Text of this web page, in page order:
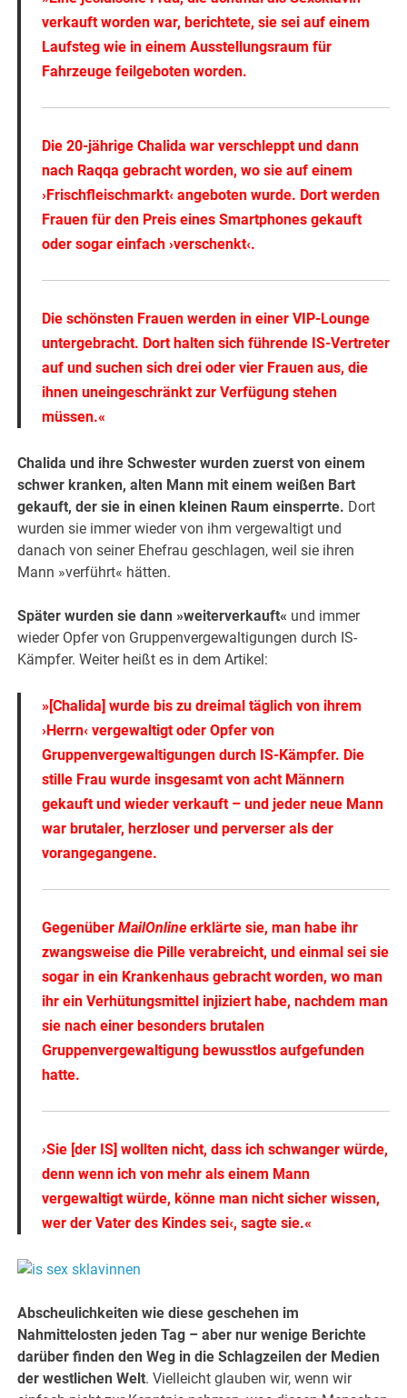
verkauft worden war, berichtete, sie sei auf einem
Laufsteg wie in einem Ausstellungsraum für
Fahrzeuge feilgeboten worden.
Die 20-jährige Chalida war verschleppt und dann
nach Raqqa gebracht worden, wo sie auf einem
›Frischfleischmarkt‹ angeboten wurde. Dort werden
Frauen für den Preis eines Smartphones gekauft
oder sogar einfach ›verschenkt‹.
Die schönsten Frauen werden in einer VIP-Lounge
untergebracht. Dort halten sich führende IS-Vertreter
auf und suchen sich drei oder vier Frauen aus, die
ihnen uneingeschränkt zur Verfügung stehen
müssen.«
Chalida und ihre Schwester wurden zuerst von einem
schwer kranken, alten Mann mit einem weißen Bart
gekauft, der sie in einen kleinen Raum einsperrte. Dort
wurden sie immer wieder von ihm vergewaltigt und
danach von seiner Ehefrau geschlagen, weil sie ihren
Mann »verführt« hätten.
Später wurden sie dann »weiterverkauft« und immer
wieder Opfer von Gruppenvergewaltigungen durch IS-
Kämpfer. Weiter heißt es in dem Artikel:
»[Chalida] wurde bis zu dreimal täglich von ihrem
›Herrn‹ vergewaltigt oder Opfer von
Gruppenvergewaltigungen durch IS-Kämpfer. Die
stille Frau wurde insgesamt von acht Männern
gekauft und wieder verkauft – und jeder neue Mann
war brutaler, herzloser und perverser als der
vorangegangene.
Gegenüber MailOnlineerklärte sie, man habe ihr
zwangsweise die Pille verabreicht, und einmal sei sie
sogar in ein Krankenhaus gebracht worden, wo man
ihr ein Verhütungsmittel injiziert habe, nachdem man
sie nach einer besonders brutalen
Gruppenvergewaltigung bewusstlos aufgefunden
hatte.
›Sie [der IS] wollten nicht, dass ich schwanger würde,
denn wenn ich von mehr als einem Mann
vergewaltigt würde, könne man nicht sicher wissen,
wer der Vater des Kindes sei‹, sagte sie.«
Abscheulichkeiten wie diese geschehen im
Nahmittelosten jeden Tag – aber nur wenige Berichte
darüber finden den Weg in die Schlagzeilen der Medien
der westlichen Welt. Vielleicht glauben wir, wenn wir